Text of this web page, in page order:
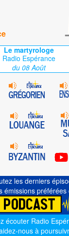
Le martyrologe
Radio Espérance
du 08 Août
les derniers
émissions préférées
écouter Radio
nous à